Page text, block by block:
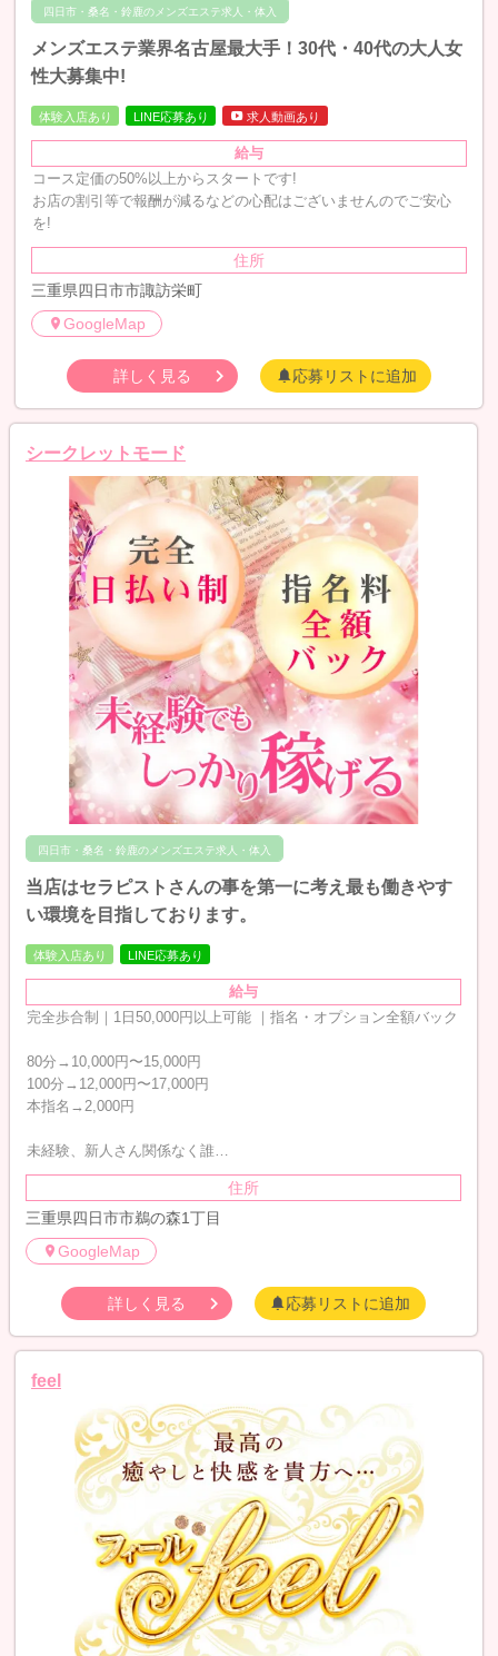
四日市・桑名・鈴鹿のメンズエステ求人・体入
メンズエステ業界名古屋最大手！30代・40代の大人女
性大募集中!
体験入店あり LINE応募あり 求人動画あり
給与
コース定価の50%以上からスタートです!
お店の割引等で報酬が減るなどの心配はございませんのでご安心
を!
住所
三重県四日市市諏訪栄町
GoogleMap
詳しく見る 応募リストに追加
シークレットモード
四日市・桑名・鈴鹿のメンズエステ求人・体入
当店はセラピストさんの事を第一に考え最も働きやす
い環境を目指しております。
体験入店あり LINE応募あり
給与
完全歩合制｜1日50,000円以上可能 ｜指名・オプション全額バック
80分→10,000円〜15,000円
100分→12,000円〜17,000円
本指名→2,000円
未経験、新人さん関係なく誰…
住所
三重県四日市市鵜の森1丁目
GoogleMap
詳しく見る 応募リストに追加
feel